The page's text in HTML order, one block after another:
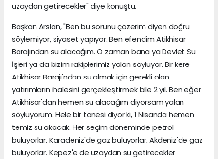
uzaydan getirecekler" diye konuştu.
Başkan Arslan, "Ben bu sorunu çözerim diyen doğru
söylemiyor, siyaset yapıyor. Ben efendim Atikhisar
Barajından su alacağım. O zaman bana ya Devlet Su
İşleri ya da bizim rakiplerimiz yalan söylüyor. Bir kere
Atikhisar Barajı'ndan su almak için gerekli olan
yatırımların ihalesini gerçekleştirmek bile 2 yıl. Ben eğer
Atikhisar'dan hemen su alacağım diyorsam yalan
söylüyorum. Hele bir tanesi diyor ki, 1 Nisanda hemen
temiz su akacak. Her seçim döneminde petrol
buluyorlar, Karadeniz'de gaz buluyorlar, Akdeniz'de gaz
buluyorlar. Kepez'e de uzaydan su getirecekler